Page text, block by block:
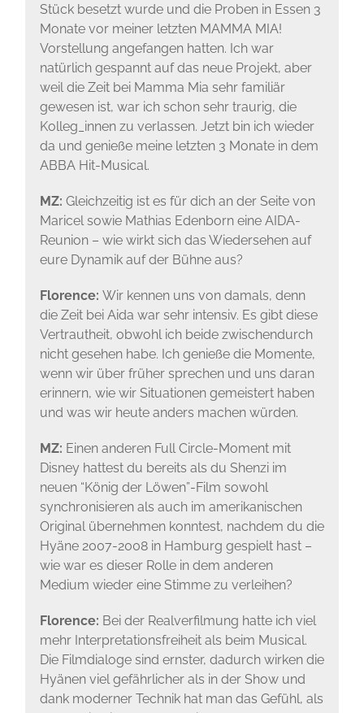
Stück besetzt wurde und die Proben in Essen 3
Monate vor meiner letzten MAMMA MIA!
Vorstellung angefangen hatten. Ich war
natürlich gespannt auf das neue Projekt, aber
weil die Zeit bei Mamma Mia sehr familiär
gewesen ist, war ich schon sehr traurig, die
Kolleg_innen zu verlassen. Jetzt bin ich wieder
da und genieße meine letzten 3 Monate in dem
ABBA Hit-Musical.
MZ: Gleichzeitig ist es für dich an der Seite von
Maricel sowie Mathias Edenborn eine AIDA-
Reunion – wie wirkt sich das Wiedersehen auf
eure Dynamik auf der Bühne aus?
Florence: Wir kennen uns von damals, denn
die Zeit bei Aida war sehr intensiv. Es gibt diese
Vertrautheit, obwohl ich beide zwischendurch
nicht gesehen habe. Ich genieße die Momente,
wenn wir über früher sprechen und uns daran
erinnern, wie wir Situationen gemeistert haben
und was wir heute anders machen würden.
MZ: Einen anderen Full Circle-Moment mit
Disney hattest du bereits als du Shenzi im
neuen “König der Löwen”-Film sowohl
synchronisieren als auch im amerikanischen
Original übernehmen konntest, nachdem du die
Hyäne 2007-2008 in Hamburg gespielt hast –
wie war es dieser Rolle in dem anderen
Medium wieder eine Stimme zu verleihen?
Florence: Bei der Realverfilmung hatte ich viel
mehr Interpretationsfreiheit als beim Musical.
Die Filmdialoge sind ernster, dadurch wirken die
Hyänen viel gefährlicher als in der Show und
dank moderner Technik hat man das Gefühl, als